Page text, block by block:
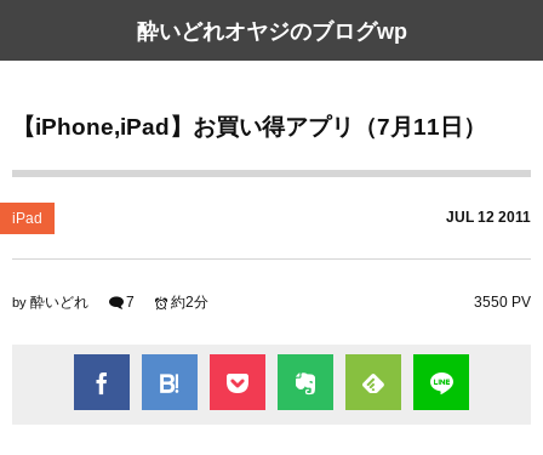
酔いどれオヤジのブログwp
【iPhone,iPad】お買い得アプリ（7月11日）
iPad JUL 12 2011
by 酔いどれ 7 3550 PV
約2分